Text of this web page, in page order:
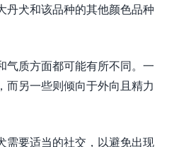
丹犬和该品种的其他颜色品种
气质方面都可能有所不同。一
而另一些则倾向于外向且精力
需要适当的社交，以避免出现